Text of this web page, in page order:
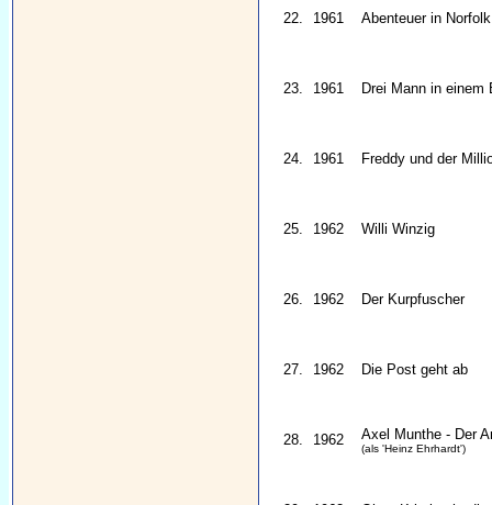
22. 1961 Abenteuer in Norfolk
23. 1961 Drei Mann in einem
24. 1961 Freddy und der
25. 1962 Willi Winzig
26. 1962 Der Kurpfuscher
27. 1962 Die Post geht ab
28. 1962 Axel Munthe - Der
(als 'Heinz Ehrhardt')